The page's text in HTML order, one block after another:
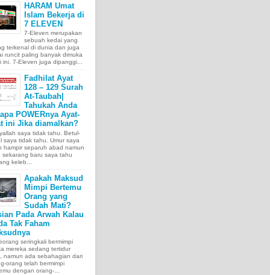
HARAM Umat
Islam Bekerja di
7 ELEVEN
7-Eleven merupakan
sebuah kedai yang
terkenal di dunia dan juga
runcit paling banyak dimuka
ini. 7-Eleven juga dipanggi...
Fadhilat Ayat
128 – 129 Surah
At-Taubah|
Tahukah Anda
POWERnya Ayat-
ini Jika diamalkan?
saya tidak tahu. Betul-
saya tidak tahu. Umur saya
hampir separuh abad namun
sekarang baru saya tahu
keleb...
Apakah Maksud
Mimpi Bertemu
Orang yang
Sudah Mati?
Pada Arwah Kalau
Tak Faham
seringkali bermimpi
mereka sedang tertidur
namun ada sebahagian dari
orang telah bermimpi
dengan orang-...